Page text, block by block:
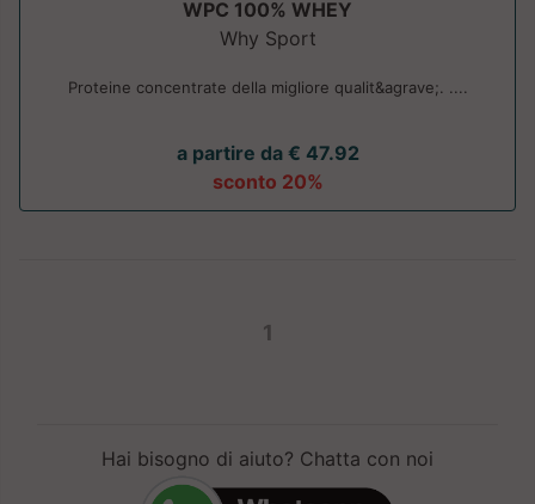
WPC 100% WHEY
Why Sport
Proteine concentrate della migliore qualit&agrave;. ....
a partire da € 47.92
sconto 20%
1
Hai bisogno di aiuto? Chatta con noi